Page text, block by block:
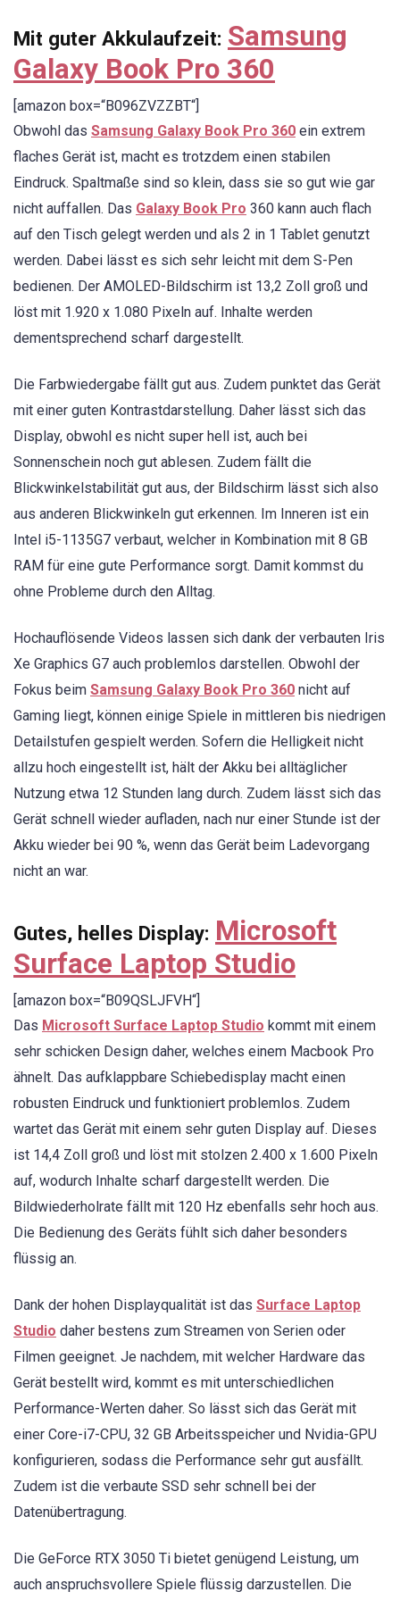
Mit guter Akkulaufzeit: Samsung
Galaxy Book Pro 360
[amazon box=“B096ZVZZBT“]
Obwohl das Samsung Galaxy Book Pro 360 ein extrem
flaches Gerät ist, macht es trotzdem einen stabilen
Eindruck. Spaltmaße sind so klein, dass sie so gut wie gar
nicht auffallen. Das Galaxy Book Pro 360 kann auch flach
auf den Tisch gelegt werden und als 2 in 1 Tablet genutzt
werden. Dabei lässt es sich sehr leicht mit dem S-Pen
bedienen. Der AMOLED-Bildschirm ist 13,2 Zoll groß und
löst mit 1.920 x 1.080 Pixeln auf. Inhalte werden
dementsprechend scharf dargestellt.
Die Farbwiedergabe fällt gut aus. Zudem punktet das Gerät
mit einer guten Kontrastdarstellung. Daher lässt sich das
Display, obwohl es nicht super hell ist, auch bei
Sonnenschein noch gut ablesen. Zudem fällt die
Blickwinkelstabilität gut aus, der Bildschirm lässt sich also
aus anderen Blickwinkeln gut erkennen. Im Inneren ist ein
Intel i5-1135G7 verbaut, welcher in Kombination mit 8 GB
RAM für eine gute Performance sorgt. Damit kommst du
ohne Probleme durch den Alltag.
Hochauflösende Videos lassen sich dank der verbauten Iris
Xe Graphics G7 auch problemlos darstellen. Obwohl der
Fokus beim Samsung Galaxy Book Pro 360 nicht auf
Gaming liegt, können einige Spiele in mittleren bis niedrigen
Detailstufen gespielt werden. Sofern die Helligkeit nicht
allzu hoch eingestellt ist, hält der Akku bei alltäglicher
Nutzung etwa 12 Stunden lang durch. Zudem lässt sich das
Gerät schnell wieder aufladen, nach nur einer Stunde ist der
Akku wieder bei 90 %, wenn das Gerät beim Ladevorgang
nicht an war.
Gutes, helles Display: Microsoft
Surface Laptop Studio
[amazon box=“B09QSLJFVH“]
Das Microsoft Surface Laptop Studio kommt mit einem
sehr schicken Design daher, welches einem Macbook Pro
ähnelt. Das aufklappbare Schiebedisplay macht einen
robusten Eindruck und funktioniert problemlos. Zudem
wartet das Gerät mit einem sehr guten Display auf. Dieses
ist 14,4 Zoll groß und löst mit stolzen 2.400 x 1.600 Pixeln
auf, wodurch Inhalte scharf dargestellt werden. Die
Bildwiederholrate fällt mit 120 Hz ebenfalls sehr hoch aus.
Die Bedienung des Geräts fühlt sich daher besonders
flüssig an.
Dank der hohen Displayqualität ist das Surface Laptop
Studio daher bestens zum Streamen von Serien oder
Filmen geeignet. Je nachdem, mit welcher Hardware das
Gerät bestellt wird, kommt es mit unterschiedlichen
Performance-Werten daher. So lässt sich das Gerät mit
einer Core-i7-CPU, 32 GB Arbeitsspeicher und Nvidia-GPU
konfigurieren, sodass die Performance sehr gut ausfällt.
Zudem ist die verbaute SSD sehr schnell bei der
Datenübertragung.
Die GeForce RTX 3050 Ti bietet genügend Leistung, um
auch anspruchsvollere Spiele flüssig darzustellen. Die